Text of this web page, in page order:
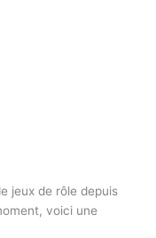
jeux de rôle depuis
voici une